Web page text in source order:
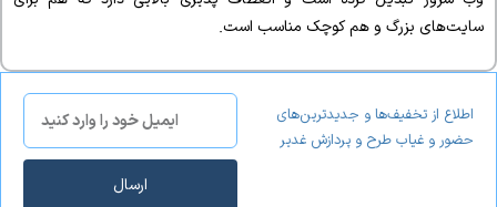
سایت‌هاى بزرگ و هم کوچک مناسب است.
اطلاع از تخفیف‌ها و جدیدترین‌های
حضور و غیاب طرح و پردازش غدیر
ارسال